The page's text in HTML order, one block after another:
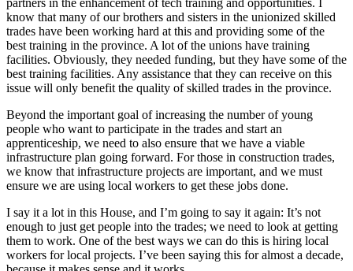
partners in the enhancement of tech training and opportunities. I
know that many of our brothers and sisters in the unionized skilled
trades have been working hard at this and providing some of the
best training in the province. A lot of the unions have training
facilities. Obviously, they needed funding, but they have some of the
best training facilities. Any assistance that they can receive on this
issue will only benefit the quality of skilled trades in the province.
Beyond the important goal of increasing the number of young
people who want to participate in the trades and start an
apprenticeship, we need to also ensure that we have a viable
infrastructure plan going forward. For those in construction trades,
we know that infrastructure projects are important, and we must
ensure we are using local workers to get these jobs done.
I say it a lot in this House, and I’m going to say it again: It’s not
enough to just get people into the trades; we need to look at getting
them to work. One of the best ways we can do this is hiring local
workers for local projects. I’ve been saying this for almost a decade,